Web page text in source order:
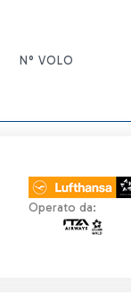
N° VOLO
Operato da: